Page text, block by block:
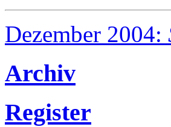
Dezember 2004:
Archiv
Register